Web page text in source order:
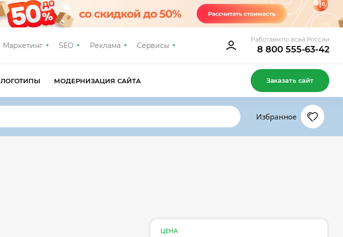
Маркетинг SEO Реклама Сервисы
Работаем по всей России
8 800 555-63-42
ЛОГОТИПЫ МОДЕРНИЗАЦИЯ САЙТА Заказать сайт
Избранное
ЦЕНА